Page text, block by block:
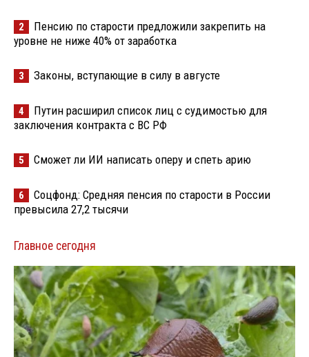
2
Пенсию по старости предложили закрепить на
уровне не ниже 40% от заработка
3 Законы, вступающие в силу в августе
4
Путин расширил список лиц с судимостью для
заключения контракта с ВС РФ
5 Сможет ли ИИ написать оперу и спеть арию
6
Соцфонд: Средняя пенсия по старости в России
превысила 27,2 тысячи
Главное сегодня